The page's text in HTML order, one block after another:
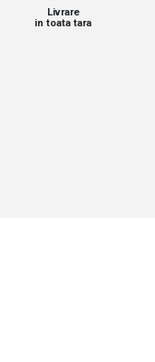
Livrare
in toata tara